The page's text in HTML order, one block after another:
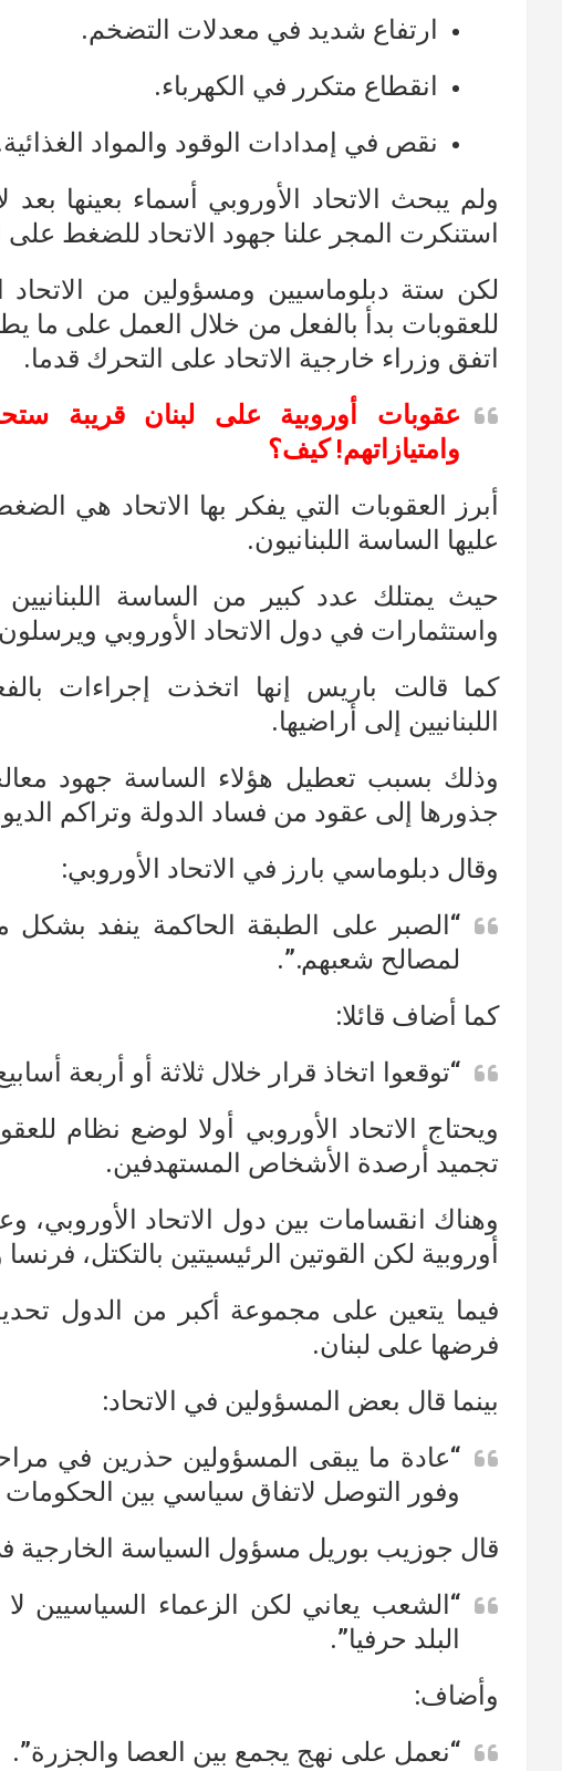
ارتفاع شديد في معدلات التضخم.
انقطاع متكرر في الكهرباء.
نقص في إمدادات الوقود والمواد
ولم يبحث الاتحاد الأوروبي أسماء بعينها بعد
استنكرت المجر علنا جهود الاتحاد للضغط على
لكن ستة دبلوماسيين ومسؤولين من الاتحاد
للعقوبات بدأ بالفعل من خلال العمل على ما
اتفق وزراء خارجية الاتحاد على التحرك قدما.
عقوبات أوروبية على لبنان قريبة
وامتيازاتهم! كيف؟
أبرز العقوبات التي يفكر بها الاتحاد هي
عليها الساسة اللبنانيون.
حيث يمتلك عدد كبير من الساسة
واستثمارات في دول الاتحاد الأوروبي
كما قالت باريس إنها اتخذت إجراءات
اللبنانيين إلى أراضيها.
وذلك بسبب تعطيل هؤلاء الساسة جهود
جذورها إلى عقود من فساد الدولة وتراكم
وقال دبلوماسي بارز في الاتحاد الأوروبي:
“الصبر على الطبقة الحاكمة ينفد بشكل
لمصالح شعبهم.”.
كما أضاف قائلا:
“توقعوا اتخاذ قرار خلال ثلاثة أو أربعة
ويحتاج الاتحاد الأوروبي أولا لوضع نظام
تجميد أرصدة الأشخاص المستهدفين.
أوروبية لكن القوتين الرئيسيتين بالتكتل، فرنسا
فيما يتعين على مجموعة أكبر من الدول
فرضها على لبنان.
بينما قال بعض المسؤولين في الاتحاد:
“عادة ما يبقى المسؤولين حذرين في
وفور التوصل لاتفاق سياسي بين الحكومات
قال جوزيب بوريل مسؤول السياسة الخارجية
“الشعب يعاني لكن الزعماء السياسيين
البلد حرفيا”.
وأضاف:
“نعمل على نهج يجمع بين العصا والجزرة”.